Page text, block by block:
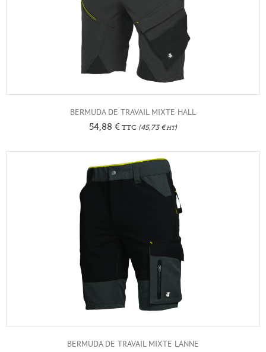
BERMUDA DE TRAVAIL MIXTE HALL
54,88 € TTC (45,73 €HT)
BERMUDA DE TRAVAIL MIXTE LANNE